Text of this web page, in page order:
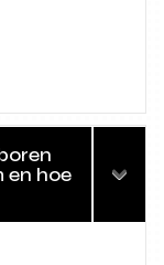
en hoe